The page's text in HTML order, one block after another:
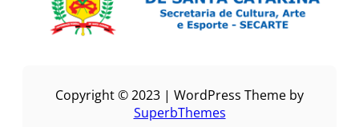
Copyright © 2023 | WordPress Theme by
SuperbThemes